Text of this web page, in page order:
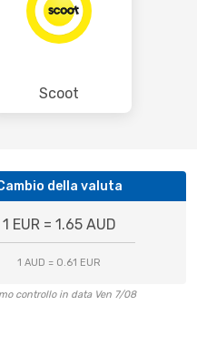
Scoot
della valuta
1 EUR = 1.65 AUD
1 AUD = 0.61 EUR
controllo in data Ven 7/08